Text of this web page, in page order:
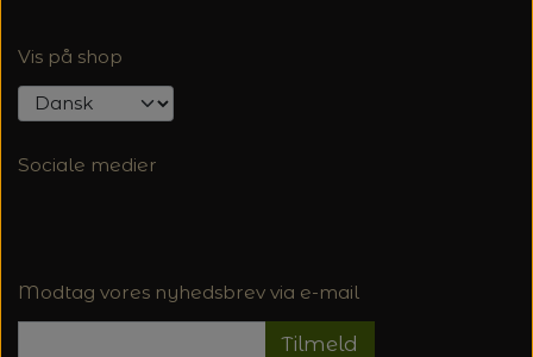
Vis på shop
Sociale medier
Modtag vores nyhedsbrev via e-mail
Tilmeld